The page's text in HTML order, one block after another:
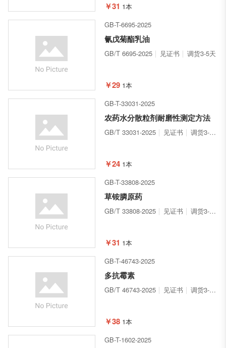
￥31 1本
GB-T-6695-2025
氰戊菊酯乳油
GB/T 6695-2025 见证书 调货3-5天
￥29 1本
GB-T-33031-2025
农药水分散粒剂耐磨性测定方法
GB/T 33031-2025 见证书 调货3-5天
￥24 1本
GB-T-33808-2025
草铵膦原药
GB/T 33808-2025 见证书 调货3-5天
￥31 1本
GB-T-46743-2025
多抗霉素
GB/T 46743-2025 见证书 调货3-5天
￥38 1本
GB-T-1602-2025